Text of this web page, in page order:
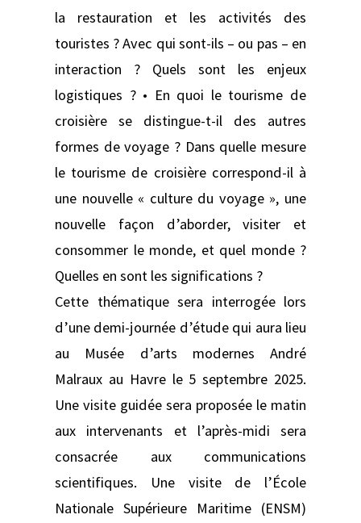
la restauration et les activités des
touristes ? Avec qui sont-ils – ou pas – en
interaction ? Quels sont les enjeux
logistiques ? • En quoi le tourisme de
croisière se distingue-t-il des autres
formes de voyage ? Dans quelle mesure
le tourisme de croisière correspond-il à
une nouvelle « culture du voyage », une
nouvelle façon d’aborder, visiter et
consommer le monde, et quel monde ?
Quelles en sont les significations ?
Cette thématique sera interrogée lors
d’une demi-journée d’étude qui aura lieu
au Musée d’arts modernes André
Malraux au Havre le 5 septembre 2025.
Une visite guidée sera proposée le matin
aux intervenants et l’après-midi sera
consacrée aux communications
scientifiques. Une visite de l’École
Nationale Supérieure Maritime (ENSM)